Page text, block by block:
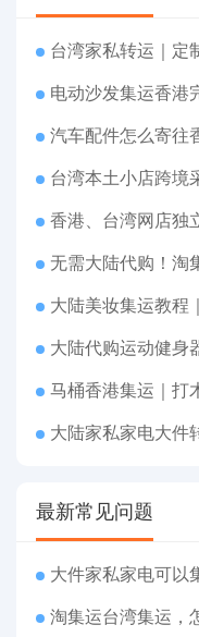
台湾家私转运｜定制柜体 /
电动沙发集运香港完整教
汽车配件怎么寄往
台湾本土小店跨境采购集
香港、台湾网店独立站卖
无需大陆代购！淘集运
大陆美妆集运教程｜粉底液、
大陆代购运动健身器材集
马桶香港集运｜打
大陆家私家电大件转运
最新常见问题
大件家私家电可以
淘集运台湾集运，